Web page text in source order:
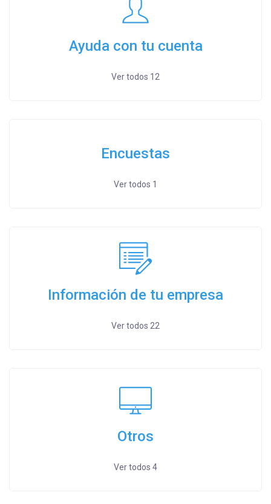
Ayuda con tu cuenta
Ver todos 12
Encuestas
Ver todos 1
Información de tu empresa
Ver todos 22
Otros
Ver todos 4